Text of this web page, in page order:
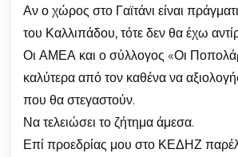
Αν ο χώρος στο Γαϊτάνι είναι
του Καλλιπάδου, τότε δεν θα έχω
Οι ΑΜΕΑ και ο σύλλογος «Οι
καλύτερα από τον καθένα να
που θα στεγαστούν.
Να τελειώσει το ζήτημα άμεσα.
Επί προεδρίας μου στο ΚΕΔΗΖ